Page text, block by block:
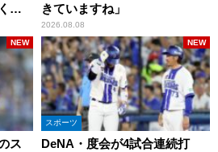
な
きていますね」
2026.08.08
ス
NEW
スポーツ
DeNA・度会が4試合連続打
NEW